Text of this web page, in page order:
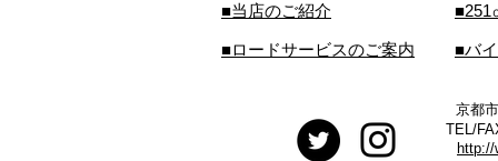
■当店のご紹介
■251
■ロードサービスのご案内 ■バ
京都
TEL/